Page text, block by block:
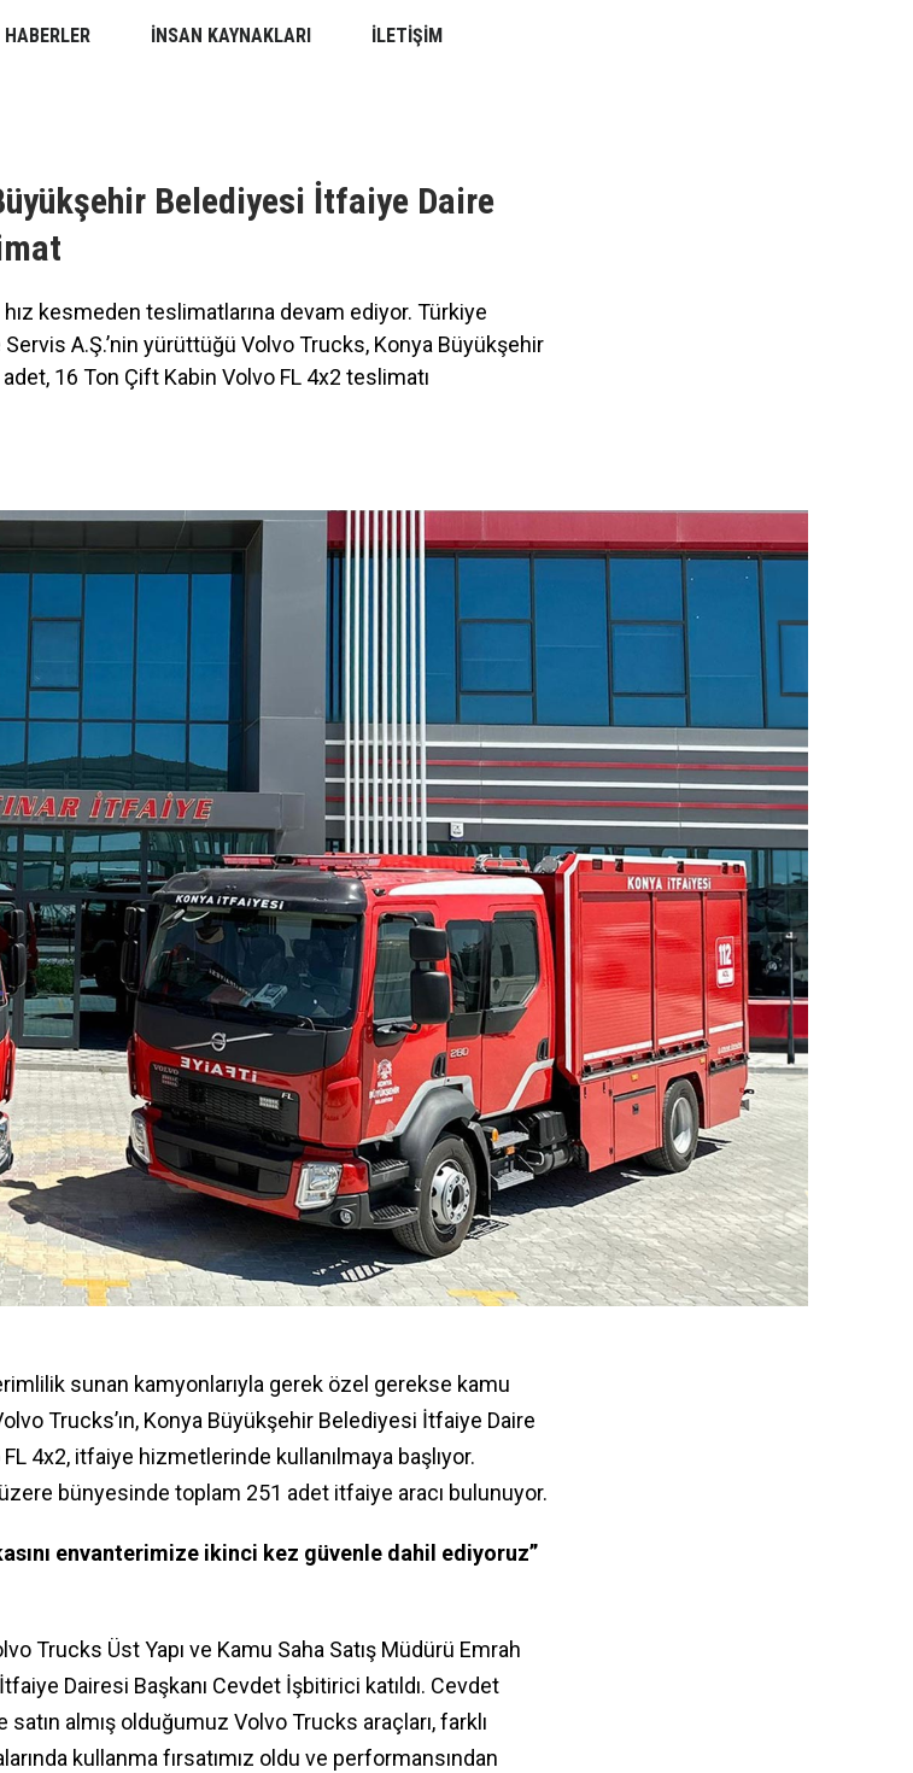
HABERLER İNSAN KAYNAKLARI İLETİŞİM
Belediyesi İtfaiye Daire
kesmeden teslimatlarına devam ediyor. Türkiye
A.Ş.’nin yürüttüğü Volvo Trucks, Konya Büyükşehir
16 Ton Çift Kabin Volvo FL 4x2 teslimatı
sunan kamyonlarıyla gerek özel gerekse kamu
Trucks’ın, Konya Büyükşehir Belediyesi İtfaiye Daire
4x2, itfaiye hizmetlerinde kullanılmaya başlıyor.
bünyesinde toplam 251 adet itfaiye aracı bulunuyor.
envanterimize ikinci kez güvenle dahil ediyoruz”
Trucks Üst Yapı ve Kamu Saha Satış Müdürü Emrah
Dairesi Başkanı Cevdet İşbitirici katıldı. Cevdet
satın almış olduğumuz Volvo Trucks araçları, farklı
kullanma fırsatımız oldu ve performansından